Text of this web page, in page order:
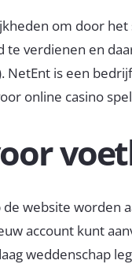
om door
verdienen en
NetEnt is een
online casino
website worden
account kunt
weddenschap